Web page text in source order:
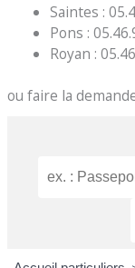
Saintes :
Pons :
Royan :
ou faire la